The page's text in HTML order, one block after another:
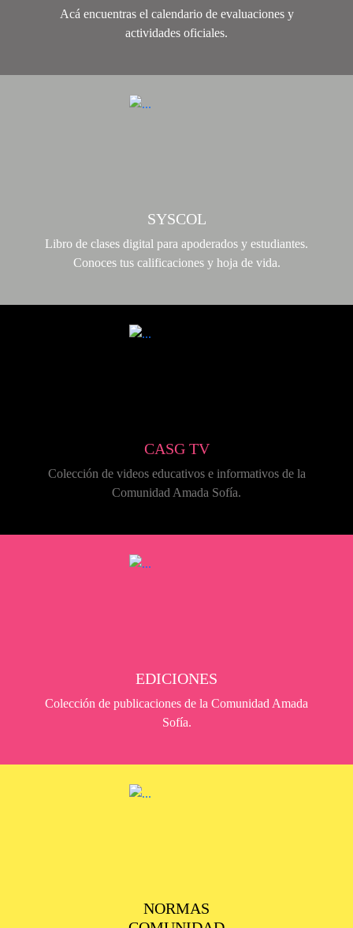
Acá encuentras el calendario de evaluaciones y
actividades oficiales.
SYSCOL
Libro de clases digital para apoderados y estudiantes.
Conoces tus calificaciones y hoja de vida.
CASG TV
Colección de videos educativos e informativos de la
Comunidad Amada Sofía.
EDICIONES
Colección de publicaciones de la Comunidad Amada
Sofía.
NORMAS